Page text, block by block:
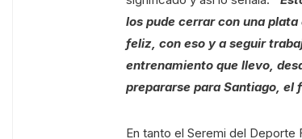
los pude cerrar con una
feliz, con eso y a seguir
entrenamiento que llevo,
prepararse para Santiago, el
En tanto el Seremi del